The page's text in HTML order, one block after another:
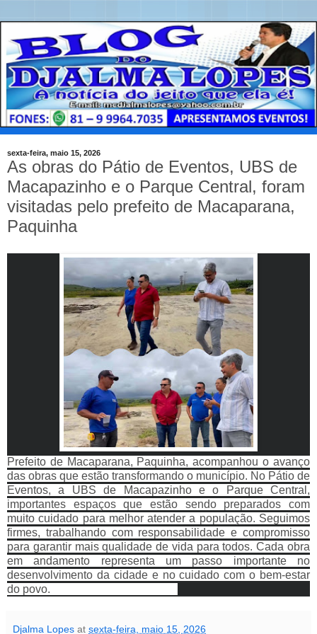
sexta-feira, maio 15, 2026
As obras do Pátio de Eventos, UBS de
Macapazinho e o Parque Central, foram
visitadas pelo prefeito de Macaparana,
Paquinha
Prefeito de Macaparana, Paquinha, acompanhou o avanço
das obras que estão transformando o município. No Pátio de
Eventos, a UBS de Macapazinho e o Parque Central,
importantes espaços que estão sendo preparados com
muito cuidado para melhor atender a população. Seguimos
firmes, trabalhando com responsabilidade e compromisso
para garantir mais qualidade de vida para todos. Cada obra
em andamento representa um passo importante no
desenvolvimento da cidade e no cuidado com o bem-estar
do povo.
Djalma Lopes at sexta-feira, maio 15, 2026